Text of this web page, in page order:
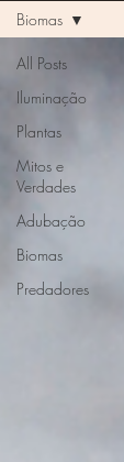
All Posts
Iluminação
Plantas
Mitos e
Verdades
Adubação
Biomas
Predadores
Biomas